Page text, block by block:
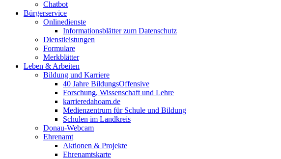
Chatbot
Bürgerservice
Onlinedienste
Informationsblätter zum Datenschutz
Dienstleistungen
Formulare
Merkblätter
Leben & Arbeiten
Bildung und Karriere
40 Jahre BildungsOffensive
Forschung, Wissenschaft und Lehre
karrieredahoam.de
Medienzentrum für Schule und Bildung
Schulen im Landkreis
Donau-Webcam
Ehrenamt
Aktionen & Projekte
Ehrenamtskarte